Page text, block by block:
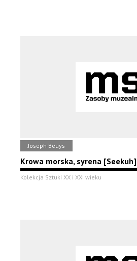
Joseph Beuys
Krowa morska, syrena [Seekuh]
Kolekcja Sztuki XX i XXI wieku